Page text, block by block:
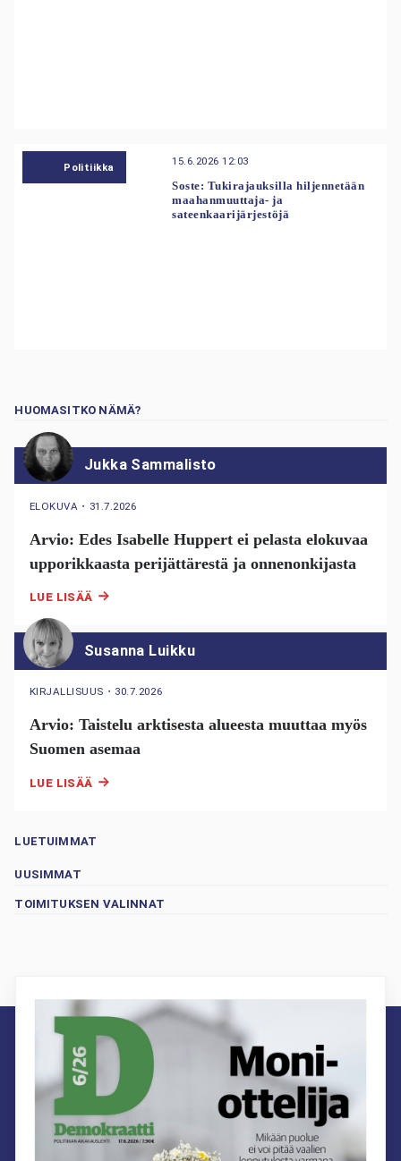
Politiikka 15.6.2026 12:03
Soste: Tukirajauksilla hiljennetään
maahanmuuttaja- ja
sateenkaarijärjestöjä
HUOMASITKO NÄMÄ?
Jukka Sammalisto
ELOKUVA ・ 31.7.2026
Arvio: Edes Isabelle Huppert ei pelasta elokuvaa
upporikkaasta perijättärestä ja onnenonkijasta
LUE LISÄÄ
Susanna Luikku
KIRJALLISUUS ・ 30.7.2026
Arvio: Taistelu arktisesta alueesta muuttaa myös
Suomen asemaa
LUE LISÄÄ
LUETUIMMAT
UUSIMMAT
TOIMITUKSEN VALINNAT